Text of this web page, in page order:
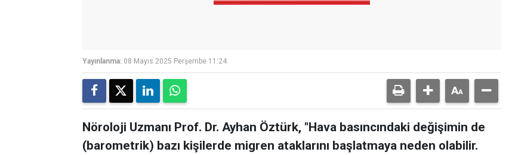
Yayınlanma: 08 Mayıs 2025 Perşembe 11:24
Nöroloji Uzmanı Prof. Dr. Ayhan Öztürk, "Hava basıncındaki değişimin de
(barometrik) bazı kişilerde migren ataklarını başlatmaya neden olabilir.